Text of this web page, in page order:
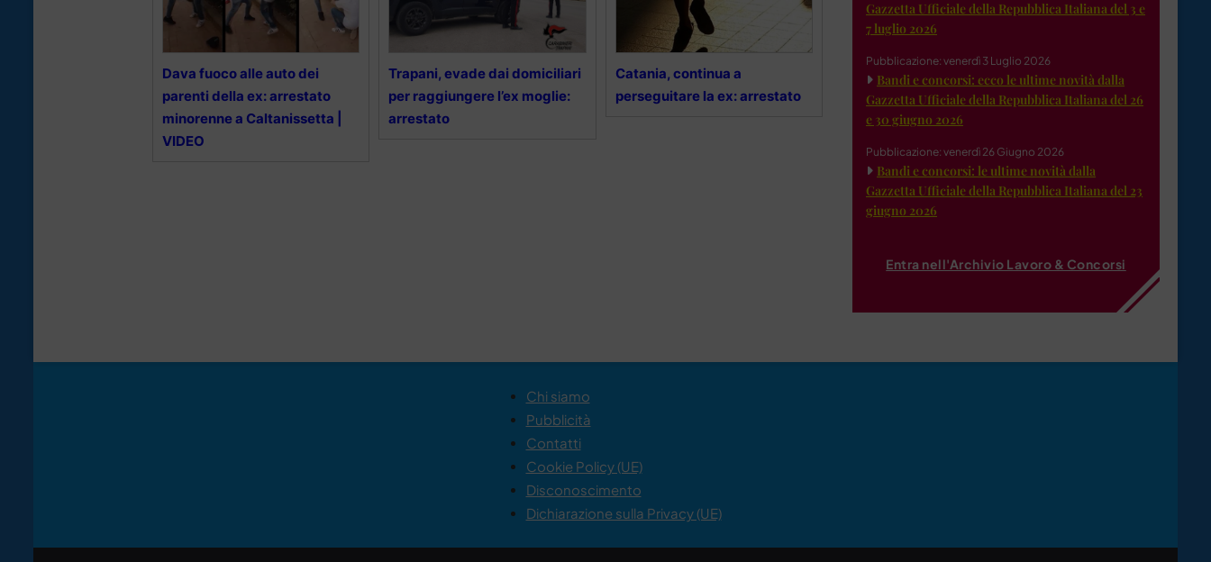
Dava fuoco alle auto dei
parenti della ex: arrestato
minorenne a Caltanissetta |
VIDEO
Trapani, evade dai domiciliari
per raggiungere l’ex moglie:
arrestato
Catania, continua a
perseguitare la ex: arrestato
Gazzetta Ufficiale della Repubblica Italiana del 3 e
7 luglio 2026
Pubblicazione: venerdì 3 Luglio 2026
Bandi e concorsi: ecco le ultime novità dalla
Gazzetta Ufficiale della Repubblica Italiana del 26
e 30 giugno 2026
Pubblicazione: venerdì 26 Giugno 2026
Bandi e concorsi: le ultime novità dalla
Gazzetta Ufficiale della Repubblica Italiana del 23
giugno 2026
Entra nell'Archivio Lavoro & Concorsi
Chi siamo
Pubblicità
Contatti
Cookie Policy (UE)
Disconoscimento
Dichiarazione sulla Privacy (UE)